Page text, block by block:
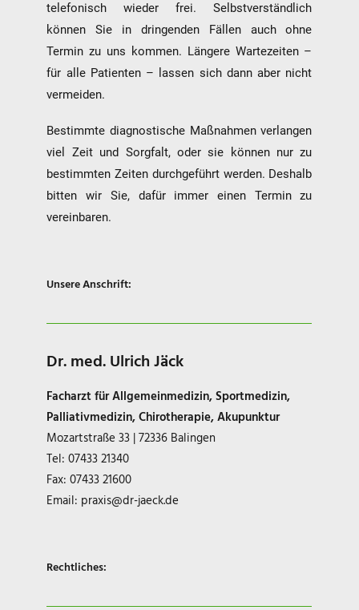
telefonisch wieder frei. Selbstverständlich
können Sie in dringenden Fällen auch ohne
Termin zu uns kommen. Längere Wartezeiten –
für alle Patienten – lassen sich dann aber nicht
vermeiden.
Bestimmte diagnostische Maßnahmen verlangen
viel Zeit und Sorgfalt, oder sie können nur zu
bestimmten Zeiten durchgeführt werden. Deshalb
bitten wir Sie, dafür immer einen Termin zu
vereinbaren.
Unsere Anschrift:
Dr. med. Ulrich Jäck
Facharzt für Allgemeinmedizin, Sportmedizin,
Palliativmedizin, Chirotherapie, Akupunktur
Mozartstraße 33 | 72336 Balingen
Tel: 07433 21340
Fax: 07433 21600
Email: praxis@dr-jaeck.de
Rechtliches:
GEMACHT?